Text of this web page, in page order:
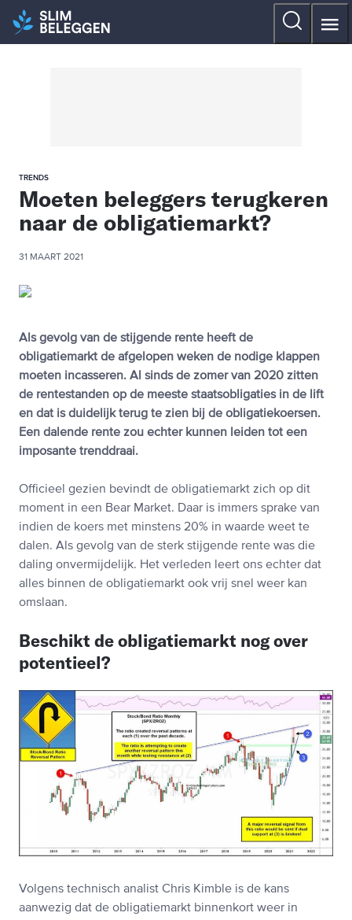
TRENDS
Moeten beleggers terugkeren
naar de obligatiemarkt?
31 MAART 2021
Als gevolg van de stijgende rente heeft de
obligatiemarkt de afgelopen weken de nodige klappen
moeten incasseren. Al sinds de zomer van 2020 zitten
de rentestanden op de meeste staatsobligaties in de lift
en dat is duidelijk terug te zien bij de obligatiekoersen.
Een dalende rente zou echter kunnen leiden tot een
imposante trenddraai.
Officieel gezien bevindt de obligatiemarkt zich op dit
moment in een Bear Market. Daar is immers sprake van
indien de koers met minstens 20% in waarde weet te
dalen. Als gevolg van de sterk stijgende rente was die
daling onvermijdelijk. Het verleden leert ons echter dat
alles binnen de obligatiemarkt ook vrij snel weer kan
omslaan.
Beschikt de obligatiemarkt nog over
potentieel?
Volgens technisch analist Chris Kimble is de kans
aanwezig dat de obligatiemarkt binnenkort weer in